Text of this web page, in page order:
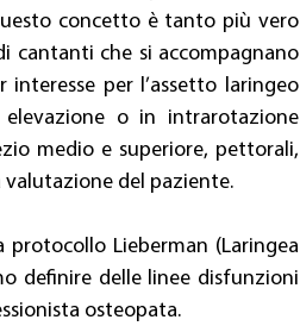
concetto è tanto più vero
cantanti che si accompagnano
per l’assetto laringeo
o in intrarotazione
medio e superiore, pettorali,
valutazione del paziente.
Lieberman (Laringea
definire delle linee disfunzioni
osteopata.